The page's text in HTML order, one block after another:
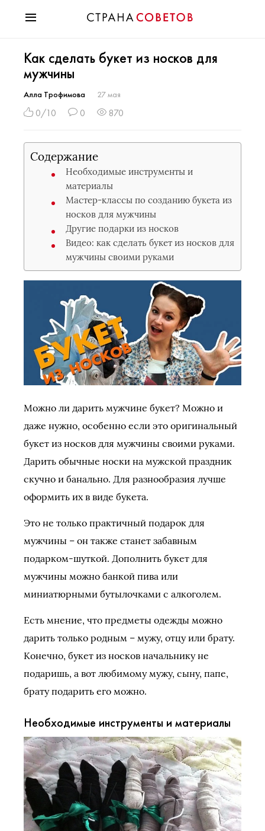
Мода
Звезды
Гороскопы
Здоровье
Хобби
Разное
Праздники
Как сделать букет из носков для
мужчины
Алла Трофимова 27 мая
0/10 0 870
Содержание
Необходимые инструменты и
материалы
Мастер-классы по созданию букета из
носков для мужчины
Другие подарки из носков
Видео: как сделать букет из носков для
мужчины своими руками
Можно ли дарить мужчине букет? Можно и
даже нужно, особенно если это оригинальный
букет из носков для мужчины своими руками.
Дарить обычные носки на мужской праздник
скучно и банально. Для разнообразия лучше
оформить их в виде букета.
Это не только практичный подарок для
мужчины – он также станет забавным
подарком-шуткой. Дополнить букет для
мужчины можно банкой пива или
миниатюрными бутылочками с алкоголем.
Есть мнение, что предметы одежды можно
дарить только родным – мужу, отцу или брату.
Конечно, букет из носков начальнику не
подаришь, а вот любимому мужу, сыну, папе,
брату подарить его можно.
Необходимые инструменты и материалы